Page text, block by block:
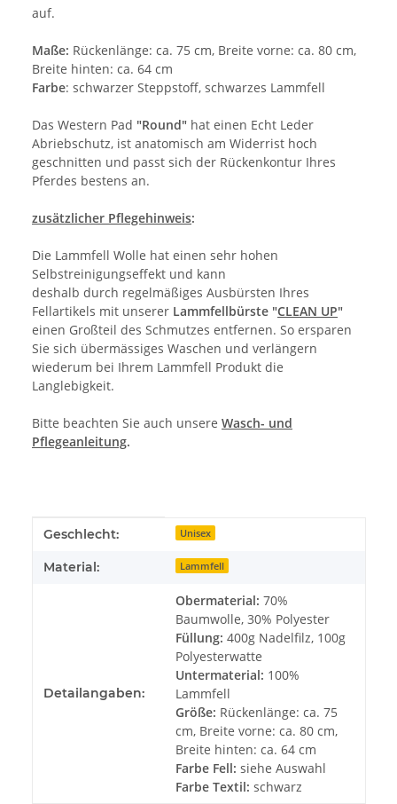
auf.
Maße: Rückenlänge: ca. 75 cm, Breite vorne: ca. 80 cm,
Breite hinten: ca. 64 cm
Farbe: schwarzer Steppstoff, schwarzes Lammfell
Das Western Pad "Round" hat einen Echt Leder
Abriebschutz, ist anatomisch am Widerrist hoch
geschnitten und passt sich der Rückenkontur Ihres
Pferdes bestens an.
zusätzlicher Pflegehinweis:
Die Lammfell Wolle hat einen sehr hohen
Selbstreinigungseffekt und kann
deshalb durch regelmäßiges Ausbürsten Ihres
Fellartikels mit unserer Lammfellbürste "CLEAN UP"
einen Großteil des Schmutzes entfernen. So ersparen
Sie sich übermässiges Waschen und verlängern
wiederum bei Ihrem Lammfell Produkt die
Langlebigkeit.
Bitte beachten Sie auch unsere Wasch- und
Pflegeanleitung.
Produkteigenschaft
Wert
Geschlecht: Unisex
Material: Lammfell
Detailangaben:
Obermaterial: 70%
Baumwolle, 30% Polyester
Füllung: 400g Nadelfilz, 100g
Polyesterwatte
Untermaterial: 100%
Lammfell
Größe: Rückenlänge: ca. 75
cm, Breite vorne: ca. 80 cm,
Breite hinten: ca. 64 cm
Farbe Fell: siehe Auswahl
Farbe Textil: schwarz